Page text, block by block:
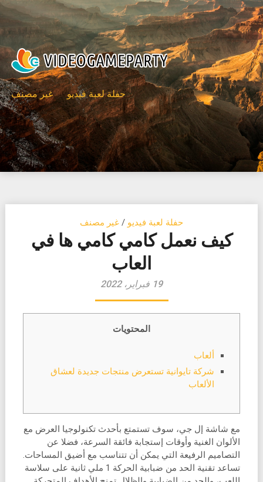
Skip
to
content
حفلة لعبة فيديو غير مصنف
حفلة لعبة فيديو / غير مصنف
كيف نعمل كامي كامي ها في
العاب
19 فبراير، 2022
المحتويات
ألعاب
شركة تايوانية تستعرض منتجات جديدة لعشاق
الألعاب
مع شاشة إل جي، سوف تستمتع بأحدث تكنولوجيا العرض مع
الألوان الغنية وأوقات إستجابة فائقة السرعة، فضلا عن
التصاميم الرفيعة التي يمكن أن تتناسب مع أضيق المساحات.
تساعد تقنية الحد من ضبابية الحركة 1 ملي ثانية على سلاسة